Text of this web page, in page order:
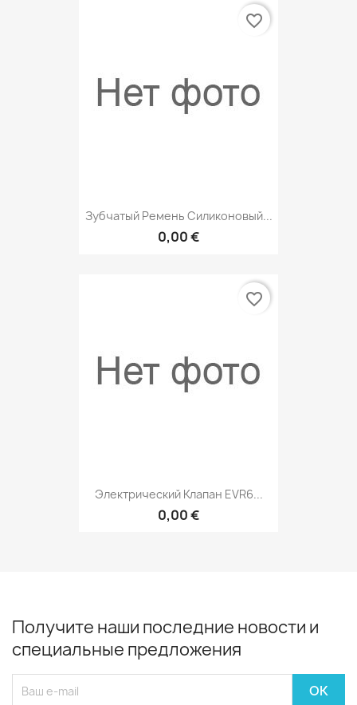
Зубчатый Ремень Силиконовый...
0,00 €
favorite_border
Электрический Клапан EVR6...
0,00 €
favorite_border
Получите наши последние новости и
специальные предложения